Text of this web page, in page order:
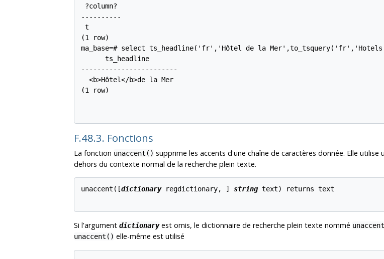
?column?
----------
t
(1 row)
ma_base=# select ts_headline('fr','Hôtel de la
      ts_headline
------------------------
  <b>Hôtel</b>de la Mer
(1 row)
F.48.3. Fonctions
La fonction unaccent() supprime les accents d'une chaîne de caractères donnée. Elle utilise
dehors du contexte normal de la recherche plein texte.
unaccent([dictionary regdictionary, ] string text) returns text
Si l'argument dictionaryest omis, le dictionnaire de recherche plein texte nommé unaccent
unaccent() elle-même est utilisé